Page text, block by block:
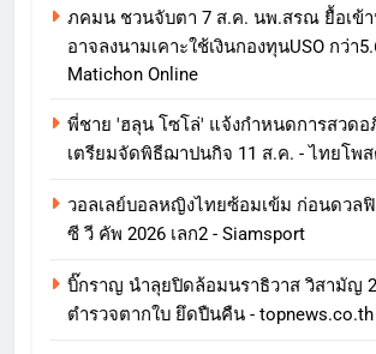
ภคมน ชวนจับตา 7 ส.ค. นพ.สรณ ยื้อเข้
อาจลงนามเคาะใช้เงินกองทุนUSO กว่า
Matichon Online
พี่ชาย 'ฮลุน โซโล่' แจ้งกำหนดการสวดอ
เตรียมจัดพิธีฌาปนกิจ 11 ส.ค. - ไทยโพ
วอลเลย์บอลหญิงไทยซ้อมเข้ม ก่อนดวล
ซี วี คัพ 2026 เลก2 - Siamsport
บิ๊กราญ นำลุยปิดล้อมนราธิวาส วิสามัญ
ตำรวจตากใบ ยึดปืนคืน - topnews.co.th